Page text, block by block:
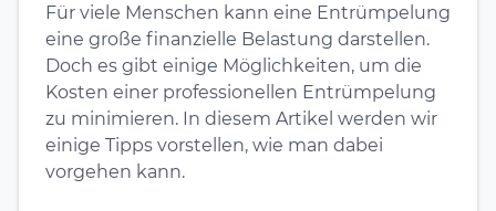
Für viele Menschen kann eine Entrümpelung
eine große finanzielle Belastung darstellen.
Doch es gibt einige Möglichkeiten, um die
Kosten einer professionellen Entrümpelung
zu minimieren. In diesem Artikel werden wir
einige Tipps vorstellen, wie man dabei
vorgehen kann.